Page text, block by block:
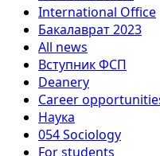
International Office
Бакалаврат 2023
All news
Вступник ФСП
Deanery
Career
Наука
054 Sociology
For students